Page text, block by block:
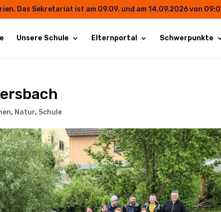
Unsere Schule Elternportal Schwerpunkte
, Natur, Schule
Das Sekretariat ist am 09.09. und am 14.09.2026 von